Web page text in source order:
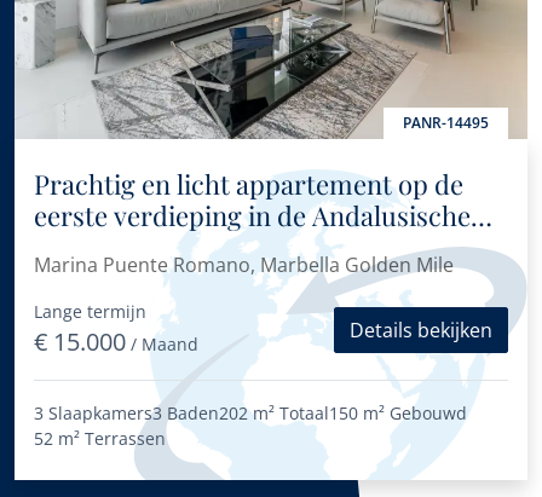
PANR-14495
Prachtig en licht appartement op de
eerste verdieping in de Andalusische
tuinen van Marina Puente Romano
Marina Puente Romano, Marbella Golden Mile
Lange termijn
€ 15.000 / Maand
Details bekijken
3 Slaapkamers3 Baden202 m² Totaal150 m² Gebouwd
52 m² Terrassen